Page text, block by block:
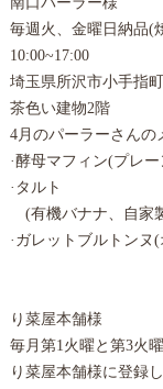
毎週火、金曜日納品(
10:00~17:00
埼玉県所沢市小手指
茶色い建物2階
4月のパーラーさんの
·酵母マフィン(プレ
·タルト
(有機バナナ、自家
·ガレットブルトンヌ
り菜屋本舗様
毎月第1火曜と第3火
り菜屋本舗様に登録